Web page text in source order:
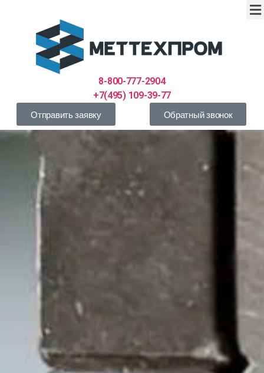
8-800-777-2904
+7(495) 109-39-77
Отправить заявку Обратный звонок